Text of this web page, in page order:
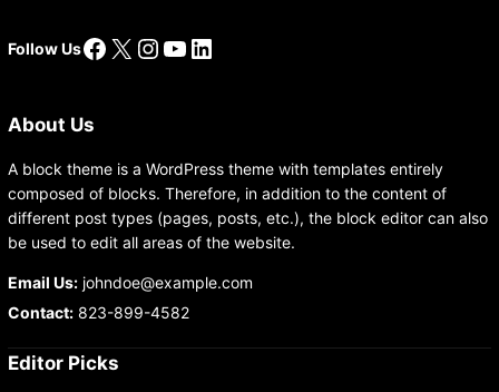
Follow UsFacebook
X Instagram
YouTube
LinkedIn
About Us
A block theme is a WordPress theme with templates entirely
composed of blocks. Therefore, in addition to the content of
different post types (pages, posts, etc.), the block editor can also
be used to edit all areas of the website.
Email Us:johndoe@example.com
Contact:823-899-4582
Editor Picks